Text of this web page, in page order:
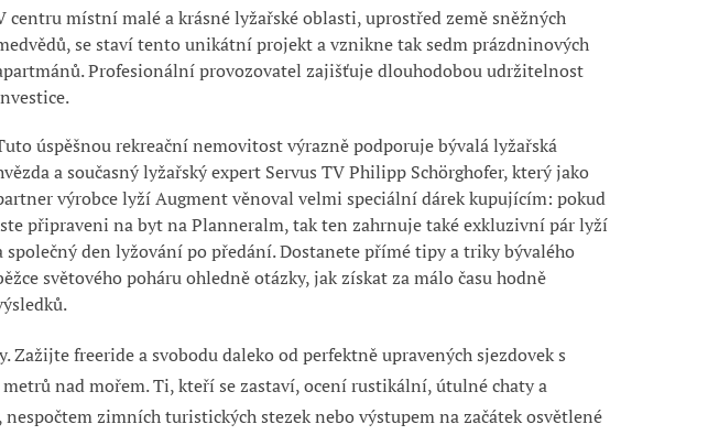
centru místní malé a krásné lyžařské oblasti, uprostřed země sněžných
se staví tento unikátní projekt a vznikne taksedm prázdninových
Profesionální provozovatel zajišťuje dlouhodobou udržitelnost
úspěšnou rekreační nemovitost výrazně podporuje bývalá lyžařská
a současný lyžařský expert Servus TV Philipp Schörghofer, který jako
výrobce lyží Augment věnoval velmi speciální dárek kupujícím: pokud
připraveni na byt naPlanneralm, tak ten zahrnuje také exkluzivní pár lyží
společný den lyžování po předání.Dostanete přímé tipy a triky bývalého
světového poháru ohledně otázky, jak získat za málo času hodně
freeride a svobodu daleko od perfektně upravených sjezdovek s
nad mořem. Ti, kteří se zastaví, ocení rustikální, útulné chaty a
zimních turistických stezek nebo výstupem na začátek osvětlené